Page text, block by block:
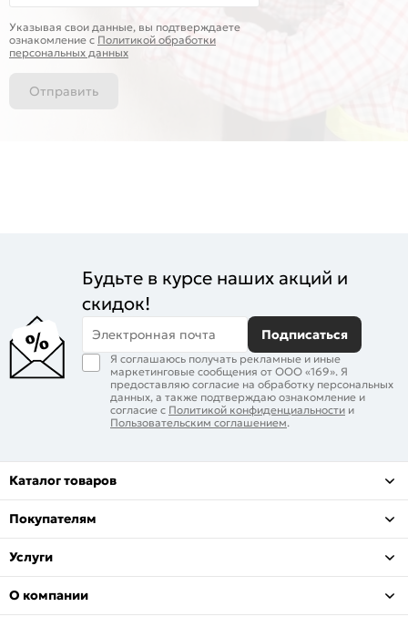
Указывая свои данные, вы подтверждаете
ознакомление c Политикой обработки
персональных данных
Отправить
Будьте в курсе наших акций и
скидок!
Электронная почта Подписаться
Я соглашаюсь получать рекламные и иные
маркетинговые сообщения от ООО «169». Я
предоставляю согласие на обработку персональных
данных, а также подтверждаю ознакомление и
согласие с Политикой конфиденциальности и
Пользовательским соглашением.
Каталог товаров
Покупателям
Услуги
О компании